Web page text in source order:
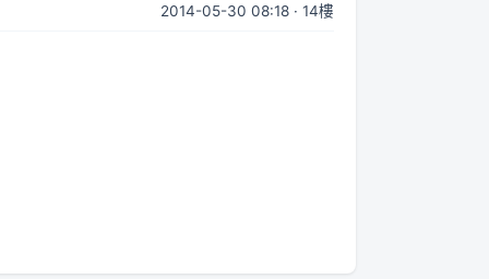
2014-05-30 08:18 · 14樓